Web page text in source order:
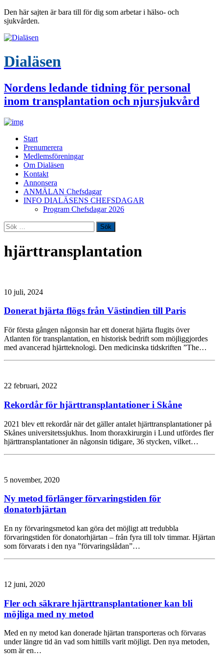
Den här sajten är bara till för dig som arbetar i hälso- och
sjukvården.
Dialäsen
Nordens ledande tidning för personal
inom transplantation och njursjukvård
Start
Prenumerera
Medlemsföreningar
Om Dialäsen
Kontakt
Annonsera
ANMÄLAN Chefsdagar
INFO DIALÄSENS CHEFSDAGAR
Program Chefsdagar 2026
Sök
efter:
hjärttransplantation
10 juli, 2024
Donerat hjärta flögs från Västindien till Paris
För första gången någonsin har ett donerat hjärta flugits över
Atlanten för transplantation, en historisk bedrift som möjliggjordes
med avancerad hjärtteknologi. Den medicinska tidskriften ”The…
22 februari, 2022
Rekordår för hjärttransplantationer i Skåne
2021 blev ett rekordår när det gäller antalet hjärttransplantationer på
Skånes universitetssjukhus. Inom thoraxkirurgin i Lund utfördes fler
hjärttransplantationer än någonsin tidigare, 36 stycken, vilket…
5 november, 2020
Ny metod förlänger förvaringstiden för
donatorhjärtan
En ny förvaringsmetod kan göra det möjligt att tredubbla
förvaringstiden för donatorhjärtan – från fyra till tolv timmar. Hjärtan
som förvarats i den nya ”förvaringslådan”…
12 juni, 2020
Fler och säkrare hjärttransplantationer kan bli
möjliga med ny metod
Med en ny metod kan donerade hjärtan transporteras och förvaras
under längre tid än vad som hittills varit möjligt. Den nya metoden,
som är en…